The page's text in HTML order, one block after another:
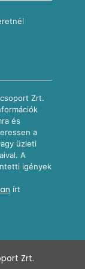
Zrt.
és
a
üzleti
A
igények
írt
Zrt.